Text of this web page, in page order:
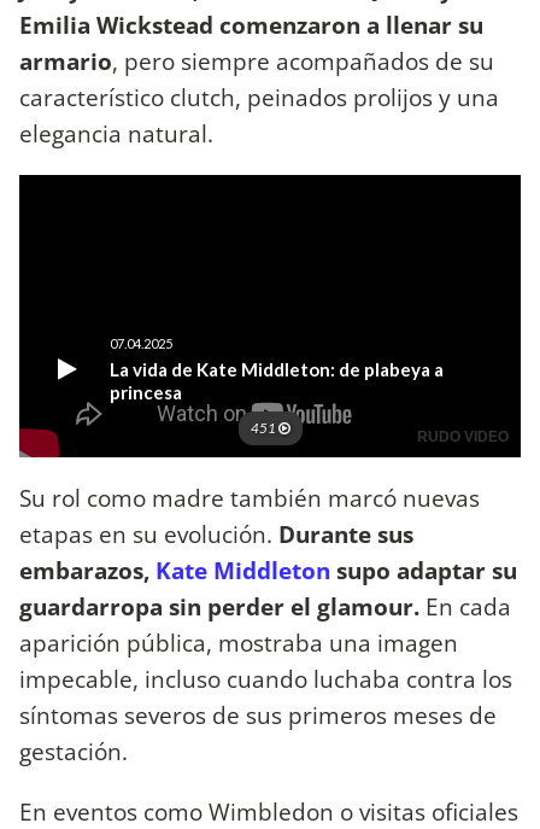
Emilia Wickstead comenzaron a llenar su
armario, pero siempre acompañados de su
característico clutch, peinados prolijos y una
elegancia natural.
Su rol como madre también marcó nuevas
etapas en su evolución. Durante sus
embarazos, Kate Middleton supo adaptar su
guardarropa sin perder el glamour. En cada
aparición pública, mostraba una imagen
impecable, incluso cuando luchaba contra los
síntomas severos de sus primeros meses de
gestación.
En eventos como Wimbledon o visitas oficiales